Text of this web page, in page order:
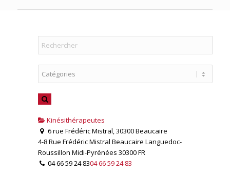
Kinésithérapeutes
6 rue Frédéric Mistral, 30300 Beaucaire
4-8 Rue Frédéric Mistral Beaucaire Languedoc-
Roussillon Midi-Pyrénées 30300FR
04 66 59 24 8304 66 59 24 83